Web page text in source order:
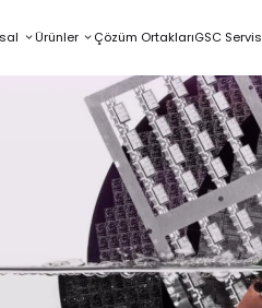
Ürünler Çözüm OrtaklarıGSC Servis